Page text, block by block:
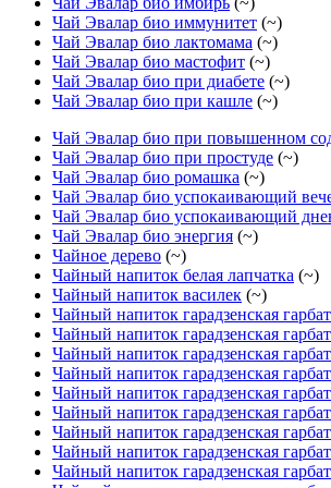
Чай Эвалар био иммунитет (~)
Чай Эвалар био лактомама (~)
Чай Эвалар био мастофит (~)
Чай Эвалар био при диабете (~)
Чай Эвалар био при кашле (~)
Чай Эвалар био при повышенном
Чай Эвалар био при простуде (~)
Чай Эвалар био ромашка (~)
Чай Эвалар био успокаивающий
Чай Эвалар био успокаивающий
Чай Эвалар био энергия (~)
Чайное дерево (~)
Чайный напиток белая лапчатка (~)
Чайный напиток василек (~)
Чайный напиток гарадзенская
Чайный напиток гарадзенская
Чайный напиток гарадзенская
Чайный напиток гарадзенская
Чайный напиток гарадзенская
Чайный напиток гарадзенская
Чайный напиток гарадзенская
Чайный напиток гарадзенская
Чайный напиток гарадзенская